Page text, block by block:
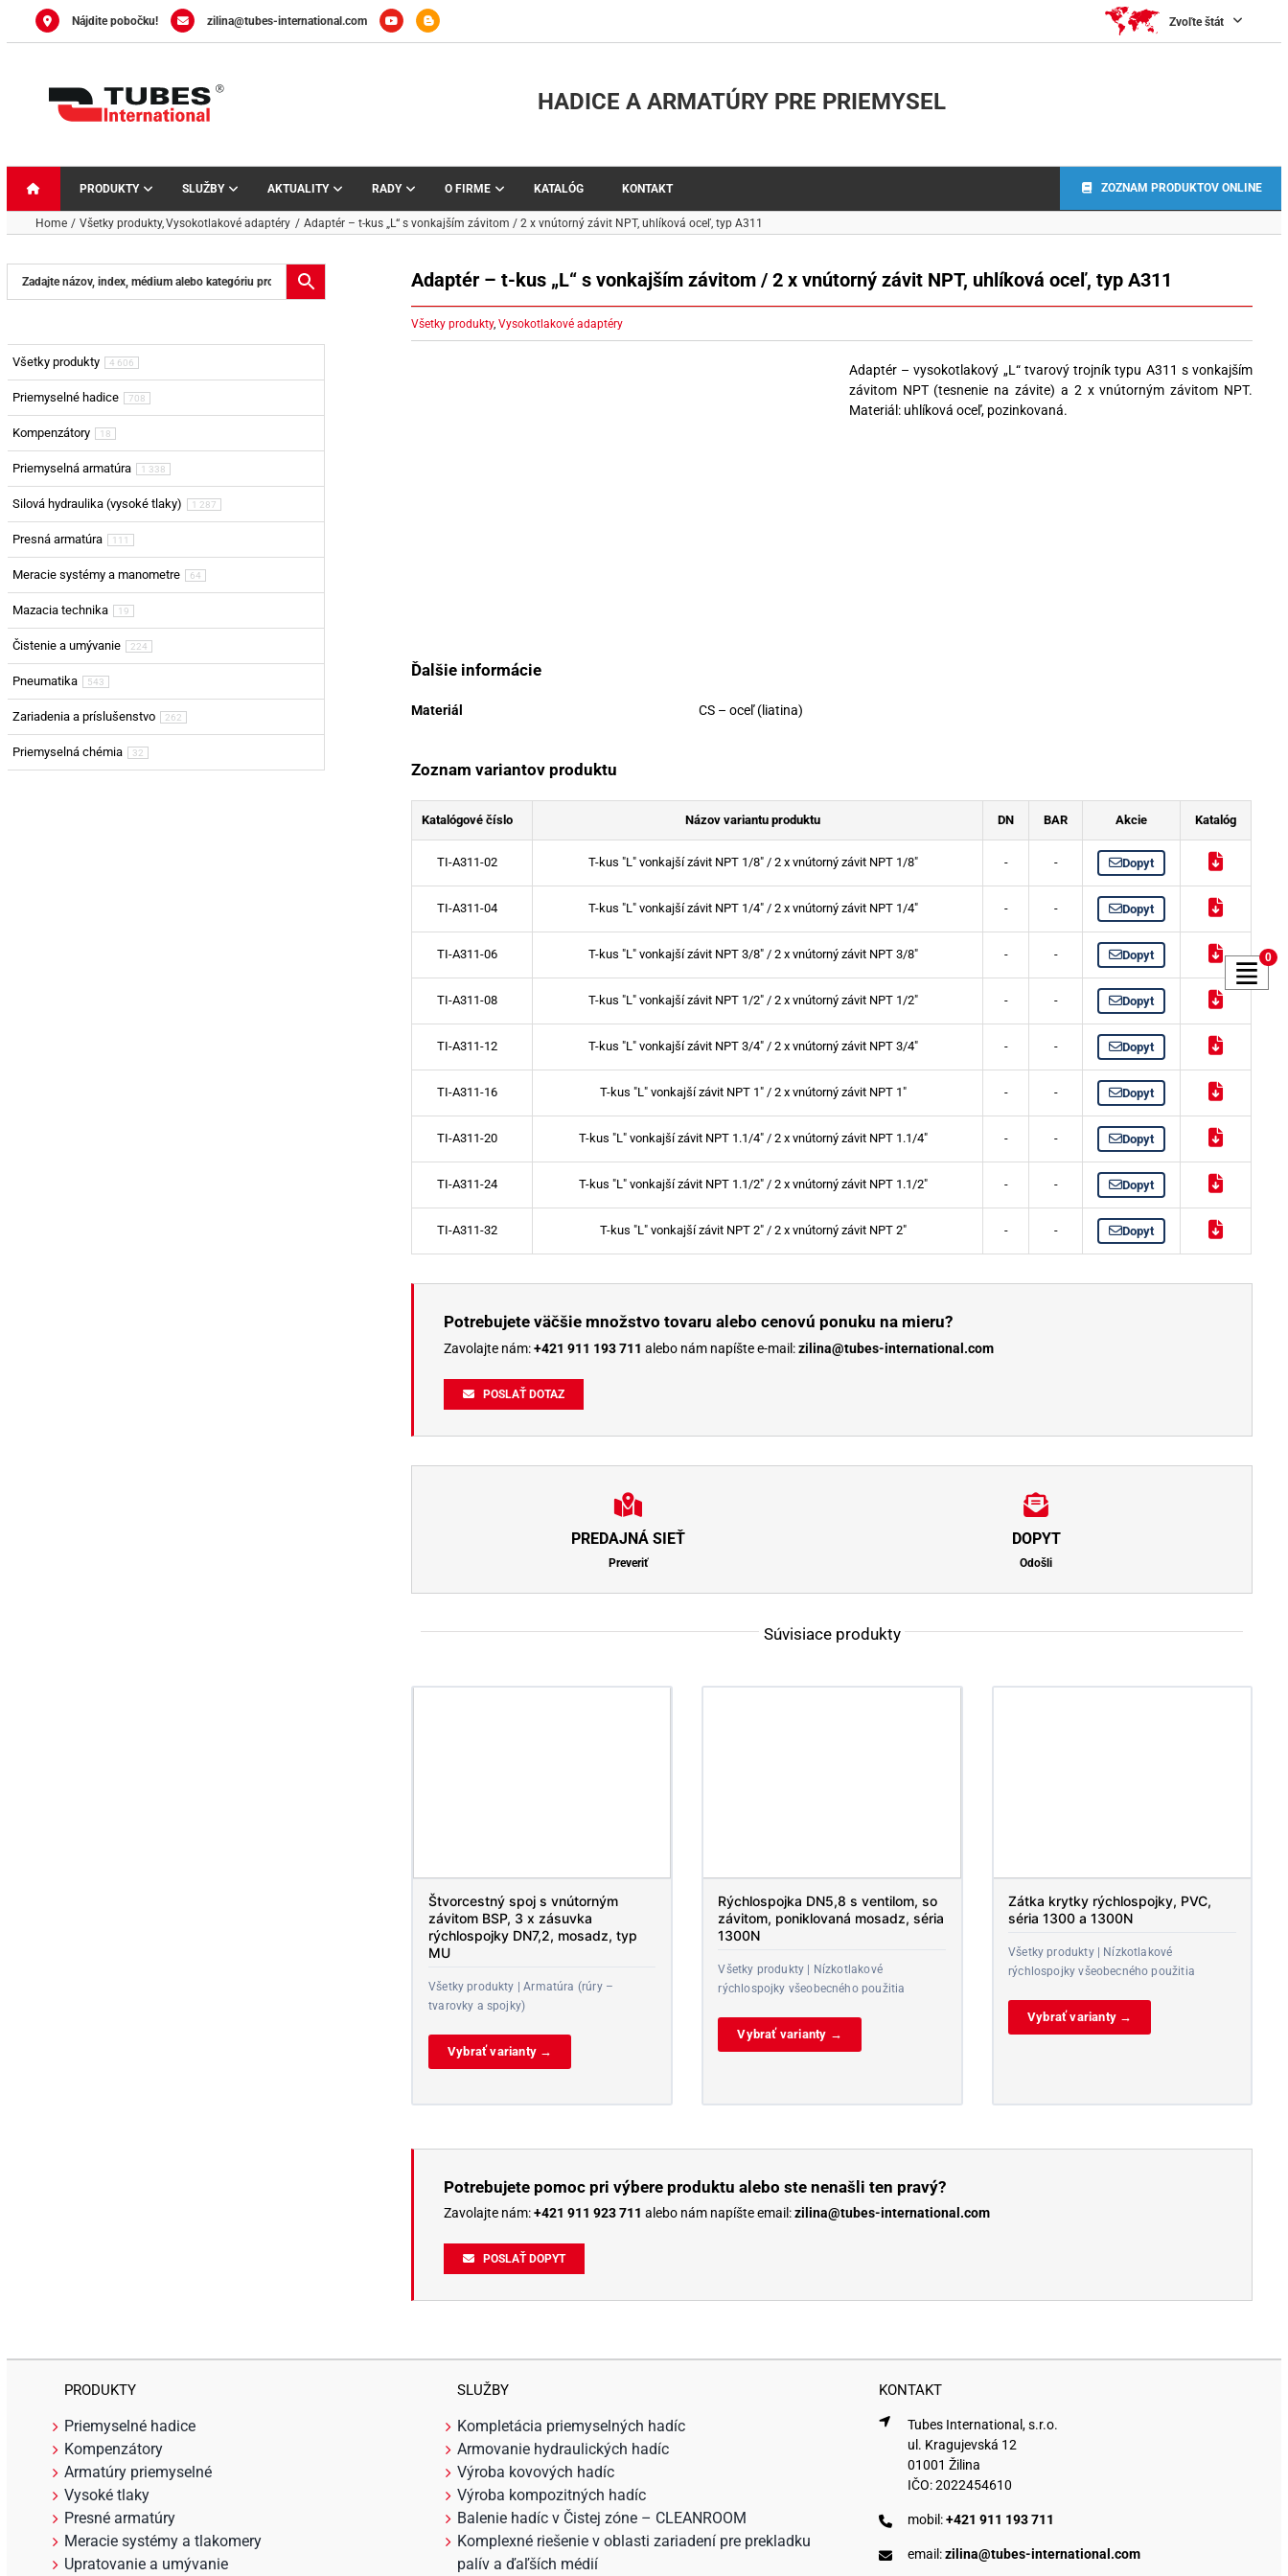
Nájdite pobočku! zilina@tubes-international.com Zvoľte štát
HADICE A ARMATÚRY PRE PRIEMYSEL
PRODUKTY SLUŽBY AKTUALITY RADY O FIRME KATALÓG KONTAKT ZOZNAM PRODUKTOV ONLINE
Home Všetky produkty Vysokotlakové adaptéry Adaptér – t-kus „L“ s vonkajším závitom / 2 x vnútorný závit NPT, uhlíková oceľ, typ A311
Adaptér – t-kus „L“ s vonkajším závitom / 2 x vnútorný závit NPT, uhlíková oceľ, typ A311
Všetky produkty,Vysokotlakové adaptéry
Ďalšie informácie
Materiál CS – oceľ (liatina)
Adaptér – vysokotlakový „L“ tvarový trojník typu A311 s vonkajším
závitom NPT (tesnenie na závite) a 2 x vnútorným závitom NPT.
Materiál: uhlíková oceľ, pozinkovaná.
Zoznam variantov produktu
Katalógové číslo Názov variantu produktu DN BAR Akcie Katalóg
TI-A311-02 T-kus "L" vonkajší závit NPT 1/8" / 2 x vnútorný závit NPT 1/8" - - Dopyt
TI-A311-04 T-kus "L" vonkajší závit NPT 1/4" / 2 x vnútorný závit NPT 1/4" - - Dopyt
TI-A311-06 T-kus "L" vonkajší závit NPT 3/8" / 2 x vnútorný závit NPT 3/8" - - Dopyt
TI-A311-08 T-kus "L" vonkajší závit NPT 1/2" / 2 x vnútorný závit NPT 1/2" - - Dopyt
TI-A311-12 T-kus "L" vonkajší závit NPT 3/4" / 2 x vnútorný závit NPT 3/4" - - Dopyt
TI-A311-16 T-kus "L" vonkajší závit NPT 1" / 2 x vnútorný závit NPT 1" - - Dopyt
TI-A311-20 T-kus "L" vonkajší závit NPT 1.1/4" / 2 x vnútorný závit NPT 1.1/4" - - Dopyt
TI-A311-24 T-kus "L" vonkajší závit NPT 1.1/2" / 2 x vnútorný závit NPT 1.1/2" - - Dopyt
TI-A311-32 T-kus "L" vonkajší závit NPT 2" / 2 x vnútorný závit NPT 2" - - Dopyt
Potrebujete väčšie množstvo tovaru alebo cenovú ponuku na mieru?
Zavolajte nám:+421 911 193 711 alebo nám napíšte e-mail:zilina@tubes-international.com
POSLAŤ DOTAZ
PREDAJNÁ SIEŤ
Preveriť
DOPYT
Odošli
Súvisiace produkty
Štvorcestný spoj s vnútorným
závitom BSP, 3 x zásuvka
rýchlospojky DN7,2, mosadz, typ
MU
Všetky produkty | Armatúra (rúry –
tvarovky a spojky)
Vybrať varianty →
Rýchlospojka DN5,8 s ventilom, so
závitom, poniklovaná mosadz, séria
1300N
Všetky produkty | Nízkotlakové
rýchlospojky všeobecného použitia
Vybrať varianty →
Zátka krytky rýchlospojky, PVC,
séria 1300 a 1300N
Všetky produkty | Nízkotlakové
rýchlospojky všeobecného použitia
Vybrať varianty →
Potrebujete pomoc pri výbere produktu alebo ste nenašli ten pravý?
Zavolajte nám:+421 911 923 711 alebo nám napíšte email:zilina@tubes-international.com
POSLAŤ DOPYT
Všetky produkty 4 606
Priemyselné hadice 708
Kompenzátory 18
Priemyselná armatúra 1 338
Silová hydraulika (vysoké tlaky) 1 287
Presná armatúra 111
Meracie systémy a manometre 64
Mazacia technika 19
Čistenie a umývanie 224
Pneumatika 543
Zariadenia a príslušenstvo 262
Priemyselná chémia 32
PRODUKTY SLUŽBY KONTAKT
Priemyselné hadice
Kompenzátory
Armatúry priemyselné
Vysoké tlaky
Presné armatúry
Meracie systémy a tlakomery
Upratovanie a umývanie
Kompletácia priemyselných hadíc
Armovanie hydraulických hadíc
Výroba kovových hadíc
Výroba kompozitných hadíc
Balenie hadíc v Čistej zóne – CLEANROOM
Komplexné riešenie v oblasti zariadení pre prekladku
palív a ďaľších médií
Tubes International, s.r.o.
ul. Kragujevská 12
01001 Žilina
IČO: 2022454610
mobil:+421 911 193 711
email:zilina@tubes-international.com
0